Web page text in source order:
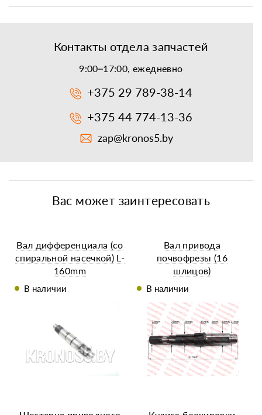
Контакты отдела запчастей
9:00–17:00, ежедневно
+375 29 789-38-14
+375 44 774-13-36
zap@kronos5.by
Вас может заинтересовать
Вал дифференциала (со
спиральной насечкой) L-
160mm
В наличии
Вал привода
почвофрезы (16
шлицов)
В наличии